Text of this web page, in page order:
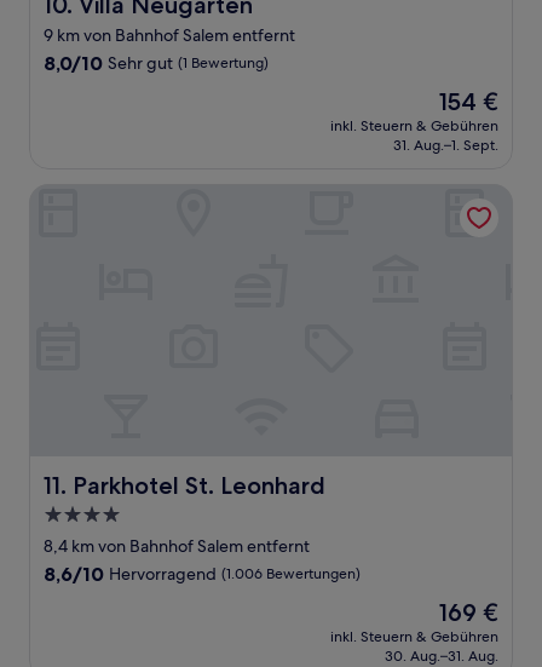
9 km von Bahnhof Salem entfernt
8.0
Bewertung)
8,0/10 Sehr gut (1 Bewertung)
Der
Preis
beträgt
154 €
inkl. Steuern & Gebühren
31. Aug.–1. Sept.
11. Parkhotel St. Leonhard
Parkhotel St. Leonhard
4.0-
Sterne-
Unterkunft
8,4 km von Bahnhof Salem entfernt
8.6
8,6/10 Hervorragend (1.006 Bewertungen)
Der
Preis
beträgt
169 €
inkl. Steuern & Gebühren
30. Aug.–31. Aug.